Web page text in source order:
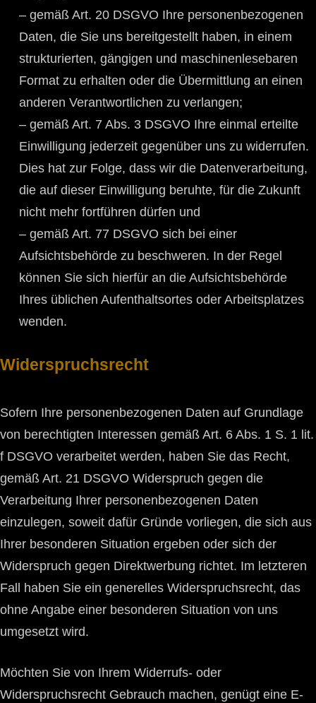
– gemäß Art. 20 DSGVO Ihre personenbezogenen
Daten, die Sie uns bereitgestellt haben, in einem
strukturierten, gängigen und maschinenlesebaren
Format zu erhalten oder die Übermittlung an einen
anderen Verantwortlichen zu verlangen;
– gemäß Art. 7 Abs. 3 DSGVO Ihre einmal erteilte
Einwilligung jederzeit gegenüber uns zu widerrufen.
Dies hat zur Folge, dass wir die Datenverarbeitung,
die auf dieser Einwilligung beruhte, für die Zukunft
nicht mehr fortführen dürfen und
– gemäß Art. 77 DSGVO sich bei einer
Aufsichtsbehörde zu beschweren. In der Regel
können Sie sich hierfür an die Aufsichtsbehörde
Ihres üblichen Aufenthaltsortes oder Arbeitsplatzes
wenden.
Widerspruchsrecht
Sofern Ihre personenbezogenen Daten auf Grundlage
von berechtigten Interessen gemäß Art. 6 Abs. 1 S. 1 lit.
f DSGVO verarbeitet werden, haben Sie das Recht,
gemäß Art. 21 DSGVO Widerspruch gegen die
Verarbeitung Ihrer personenbezogenen Daten
einzulegen, soweit dafür Gründe vorliegen, die sich aus
Ihrer besonderen Situation ergeben oder sich der
Widerspruch gegen Direktwerbung richtet. Im letzteren
Fall haben Sie ein generelles Widerspruchsrecht, das
ohne Angabe einer besonderen Situation von uns
umgesetzt wird.
Möchten Sie von Ihrem Widerrufs- oder
Widerspruchsrecht Gebrauch machen, genügt eine E-